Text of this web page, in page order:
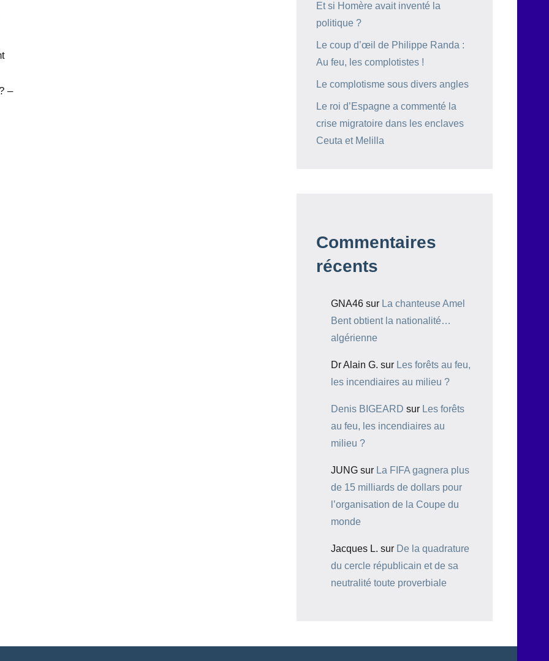
–
Et si Homère avait inventé la
politique ?
Le coup d’œil de Philippe Randa :
Au feu, les complotistes !
Le complotisme sous divers angles
Le roi d’Espagne a commenté la
crise migratoire dans les enclaves
Ceuta et Melilla
Commentaires
récents
GNA46 sur La chanteuse Amel
Bent obtient la nationalité…
algérienne
Dr Alain G. sur Les forêts au feu,
les incendiaires au milieu ?
Denis BIGEARD sur Les forêts
au feu, les incendiaires au
milieu ?
JUNG sur La FIFA gagnera plus
de 15 milliards de dollars pour
l’organisation de la Coupe du
monde
Jacques L. sur De la quadrature
du cercle républicain et de sa
neutralité toute proverbiale